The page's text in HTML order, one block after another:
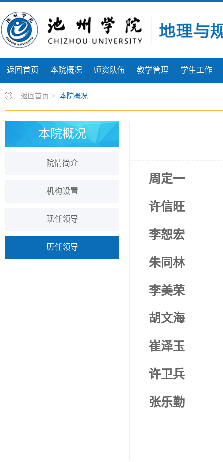
返回首页 本院概况 师资队伍 教学管理 学生工作
返回首页 > 本院概况
本院概况
院情简介
机构设置
现任领导
历任领导
周定一
许信
李恕宏
朱同林
李美荣
胡文海
崔泽玉
许卫兵
张乐勤